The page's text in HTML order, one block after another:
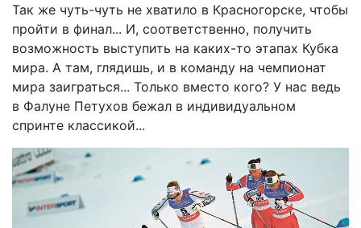
Так же чуть-чуть не хватило в Красногорске, чтобы
пройти в финал... И, соответственно, получить
возможность выступить на каких-то этапах Кубка
мира. А там, глядишь, и в команду на чемпионат
мира за­играться... Только вместо кого? У нас ведь
в Фалуне Петухов бежал в индивидуальном
спринте классикой...